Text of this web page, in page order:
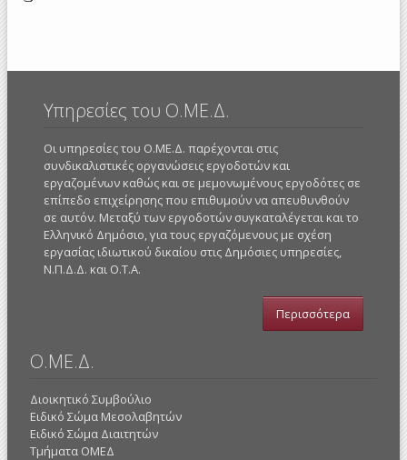
Υπηρεσίες του Ο.ΜΕ.Δ.
Οι υπηρεσίες του Ο.ΜΕ.Δ. παρέχονται στις
συνδικαλιστικές οργανώσεις εργοδοτών και
εργαζομένων καθώς και σε μεμονωμένους εργοδότες σε
επίπεδο επιχείρησης που επιθυμούν να απευθυνθούν
σε αυτόν. Μεταξύ των εργοδοτών συγκαταλέγεται και το
Ελληνικό Δημόσιο, για τους εργαζόμενους με σχέση
εργασίας ιδιωτικού δικαίου στις Δημόσιες υπηρεσίες,
Ν.Π.Δ.Δ. και Ο.Τ.Α.
Περισσότερα
Ο.ΜΕ.Δ.
Διοικητικό Συμβούλιο
Ειδικό Σώμα Μεσολαβητών
Ειδικό Σώμα Διαιτητών
Τμήματα ΟΜΕΔ